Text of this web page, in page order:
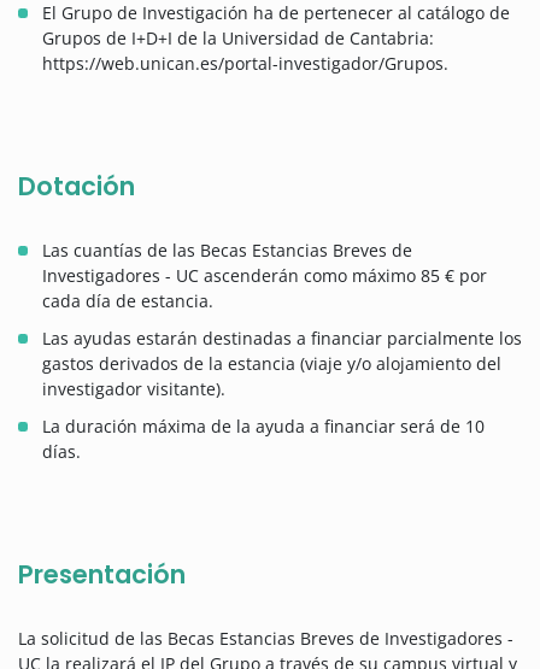
El Grupo de Investigación ha de pertenecer al catálogo de
Grupos de I+D+I de la Universidad de Cantabria:
https://web.unican.es/portal-investigador/Grupos.
Dotación
Las cuantías de las Becas Estancias Breves de
Investigadores - UC ascenderán como máximo 85 € por
cada día de estancia.
Las ayudas estarán destinadas a financiar parcialmente los
gastos derivados de la estancia (viaje y/o alojamiento del
investigador visitante).
La duración máxima de la ayuda a financiar será de 10
días.
Presentación
La solicitud de las Becas Estancias Breves de Investigadores -
UC la realizará el IP del Grupo a través de su campus virtual y